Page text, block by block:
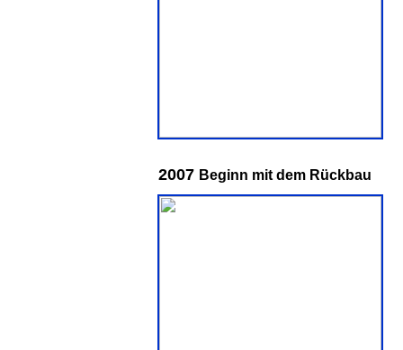
2007 Beginn mit dem Rückbau